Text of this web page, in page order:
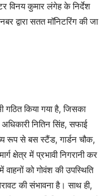
विनय कुमार लंगेह के निर्देश
द्वारा सतत मॉनिटरिंग की जा
किया गया है, जिसका
नितिन सिंह, सफाई
रूप से बस स्टैंड, गार्डन चौक,
क्षेत्र में प्रभावी निगरानी कर
को गोवंश की उपस्थिति
की संभावना है। साथ ही,